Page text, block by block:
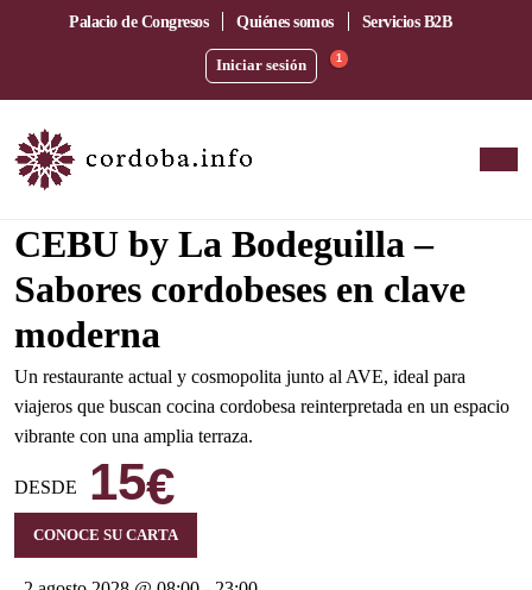
Palacio de Congresos Quiénes somos Servicios B2B
Iniciar sesión 1
CEBU by La Bodeguilla –
Sabores cordobeses en clave
moderna
Un restaurante actual y cosmopolita junto al AVE, ideal para
viajeros que buscan cocina cordobesa reinterpretada en un espacio
vibrante con una amplia terraza.
DESDE 15€
CONOCE SU CARTA